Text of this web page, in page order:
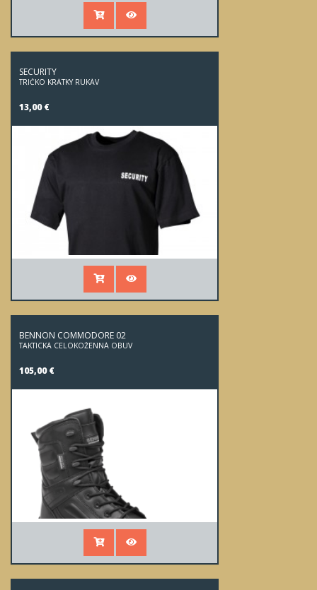
SECURITY
TRIČKO KRÁTKY RUKÁV
13,00 €
BENNON COMMODORE 02
TAKTICKÁ CELOKOŽENNÁ OBUV
105,00 €